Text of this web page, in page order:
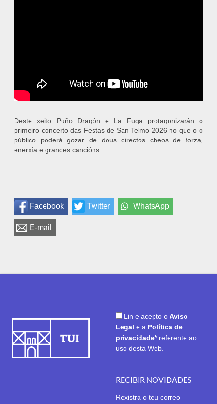
Deste xeito Puño Dragón e La Fuga protagonizarán o
primeiro concerto das Festas de San Telmo 2026 no que o o
público poderá gozar de dous directos cheos de forza,
enerxía e grandes cancións.
Facebook Twitter WhatsApp
E-mail
Lin e acepto o Aviso
Legal e a Política de
privacidade* referente ao
uso desta Web.
RECIBIR NOVIDADES
Rexistra o teu correo